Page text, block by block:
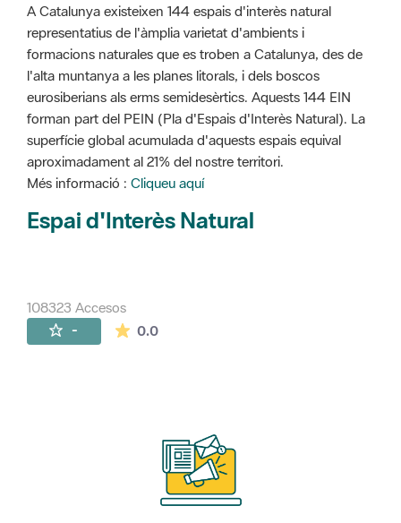
A Catalunya existeixen 144 espais d'interès natural
representatius de l'àmplia varietat d'ambients i
formacions naturales que es troben a Catalunya, des de
l'alta muntanya a les planes litorals, i dels boscos
eurosiberians als erms semidesèrtics. Aquests 144 EIN
forman part del PEIN (Pla d'Espais d'Interès Natural). La
superfície global acumulada d'aquests espais equival
aproximadament al 21% del nostre territori.
Més informació : Cliqueu aquí
Espai d'Interès Natural
108323 Accesos
- 0.0La valoración media es de 0 estrellas de